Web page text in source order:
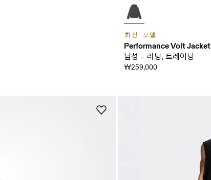
최신 모델
Performance Volt Jacket
남성 – 러닝, 트레이닝
₩259,000